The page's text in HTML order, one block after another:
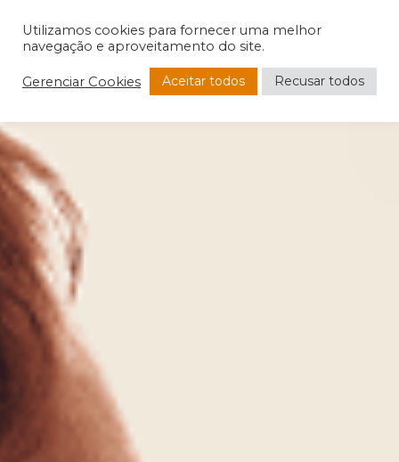
Utilizamos cookies para fornecer uma melhor
navegação e aproveitamento do site.
Gerenciar Cookies Aceitar todos Recusar todos